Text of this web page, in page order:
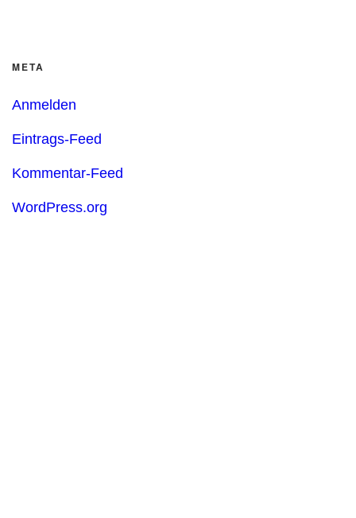
META
Anmelden
Eintrags-Feed
Kommentar-Feed
WordPress.org